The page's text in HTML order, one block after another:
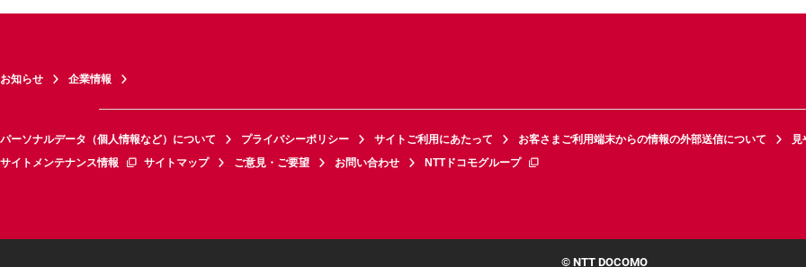
お知らせ 企業情報
パーソナルデータ（個人情報など）について プライバシーポリシー サイトご利用にあたって お客さまご利用端末からの情報の外部送信について
見
サイトメンテナンス情報
サイトマップ ご意見・ご要望 お問い合わせ NTTドコモグループ
© NTT DOCOMO